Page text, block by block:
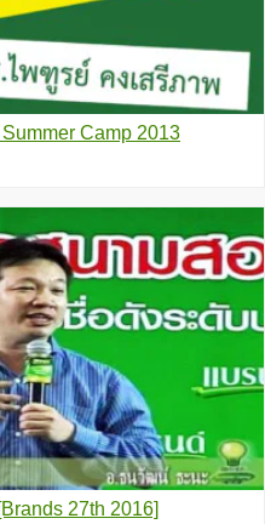
Camp 2013
27th 2016]